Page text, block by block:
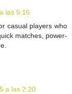
las 5:16
casual players who
matches, power-
a las 2:20